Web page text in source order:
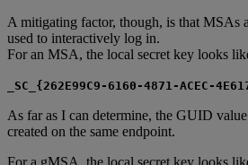
A mitigating factor, though, is that MSAs
used to interactively log in.
For an MSA, the local secret key looks
_SC_{262E99C9-6160-4871-ACEC-
As far as I can determine, the GUID
created on the same endpoint.
For a gMSA, the local secret key looks